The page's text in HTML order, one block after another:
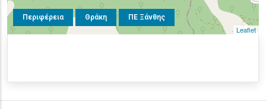
Περιφέρεια Θράκη ΠΕ Ξάνθης
Leaflet